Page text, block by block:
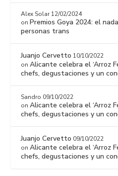
Alex Solar 12/02/2024
on Premios Goya 2024: el
personas trans
Juanjo Cervetto 10/10/2022
onAlicante celebra el ‘Arroz
chefs, degustaciones y un
Sandro 09/10/2022
onAlicante celebra el ‘Arroz
chefs, degustaciones y un
Juanjo Cervetto 09/10/2022
onAlicante celebra el ‘Arroz
chefs, degustaciones y un